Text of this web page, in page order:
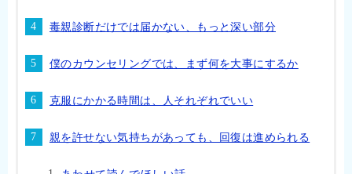
毒親診断だけでは届かない、もっと深い部分
僕のカウンセリングでは、まず何を大事にするか
克服にかかる時間は、人それぞれでいい
親を許せない気持ちがあっても、回復は進められる